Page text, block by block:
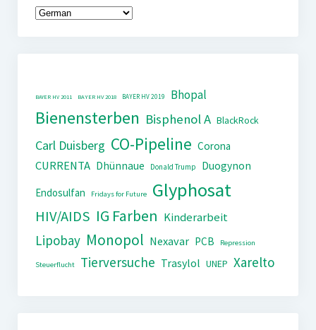
BAYER HV 2011 BAYER HV 2018 BAYER HV 2019 Bhopal
Bienensterben Bisphenol A BlackRock
Carl Duisberg CO-Pipeline Corona
CURRENTA Dhünnaue Donald Trump
Duogynon
Endosulfan
Fridays for Future Glyphosat
HIV/AIDS IG Farben Kinderarbeit
Lipobay Monopol Nexavar PCB Repression
Steuerflucht Tierversuche Trasylol UNEP Xarelto